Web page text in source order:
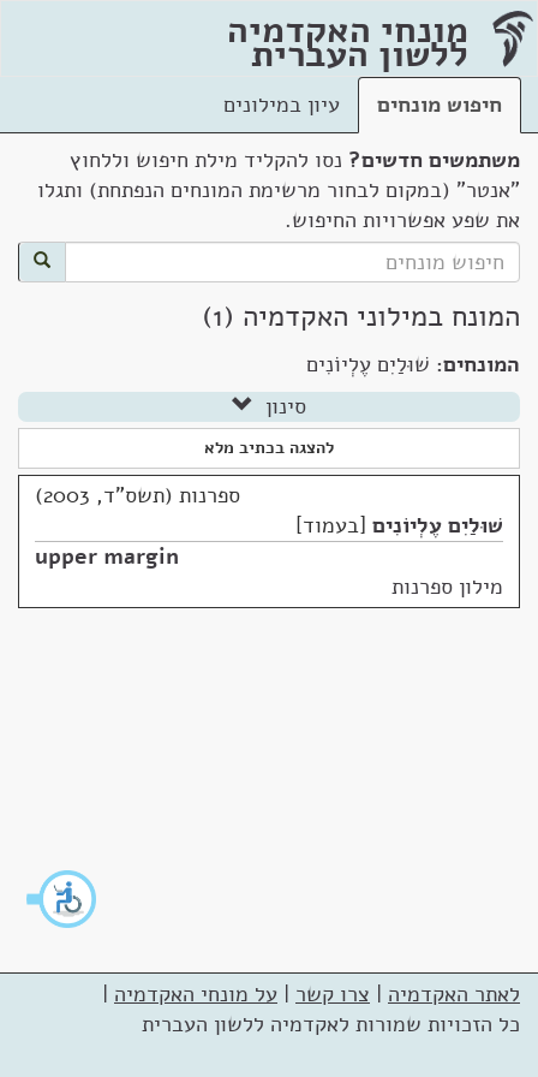
מונחי האקדמיה
ללשון העברית
חיפוש מונחים
עיון במילונים
משתמשים חדשים? נסו להקליד מילת חיפוש וללחוץ
"אנטר" (במקום לבחור מרשימת המונחים הנפתחת) ותגלו
את שפע אפשרויות החיפוש.
המונח במילוני האקדמיה (1)
המונחים: שׁוּלַיִם עֶלְיוֹנִים
סינון
להצגה בכתיב מלא
ספרנות (תשס"ד, 2003)
שׁוּלַיִם עֶלְיוֹנִים בעמוד
upper margin
מילון ספרנות
לאתר האקדמיה | צרו קשר | על מונחי האקדמיה |
כל הזכויות שמורות לאקדמיה ללשון העברית